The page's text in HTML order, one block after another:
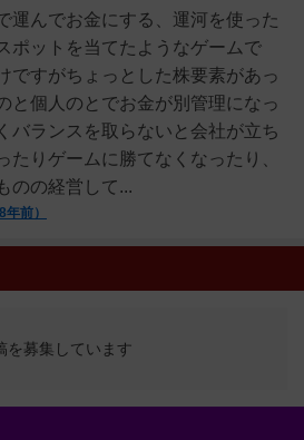
運んでお金にする、運河を使った
ポットを当てたようなゲームで
ですがちょっとした株要素があっ
と個人のとでお金が別管理になっ
バランスを取らないと会社が立ち
たりゲームに勝てなくなったり、
のの経営して...
前）
を募集しています